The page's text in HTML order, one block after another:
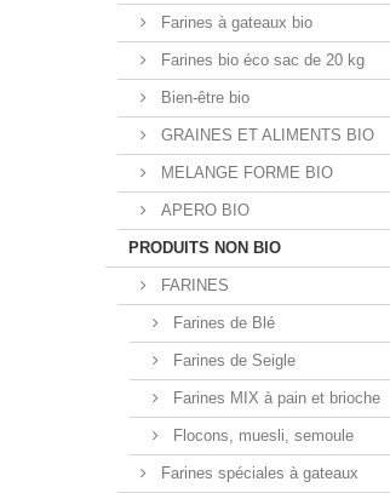
Farines à gateaux bio
Farines bio éco sac de 20 kg
Bien-être bio
GRAINES ET ALIMENTS BIO
MELANGE FORME BIO
APERO BIO
PRODUITS NON BIO
FARINES
Farines de Blé
Farines de Seigle
Farines MIX à pain et brioche
Flocons, muesli, semoule
Farines spéciales à gateaux